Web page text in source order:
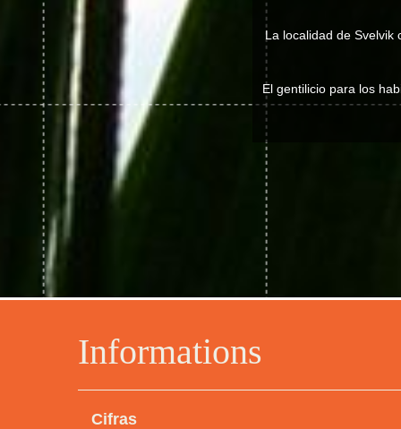
Informations
Cifras
La localidad de Svelvik
El gentilicio para los